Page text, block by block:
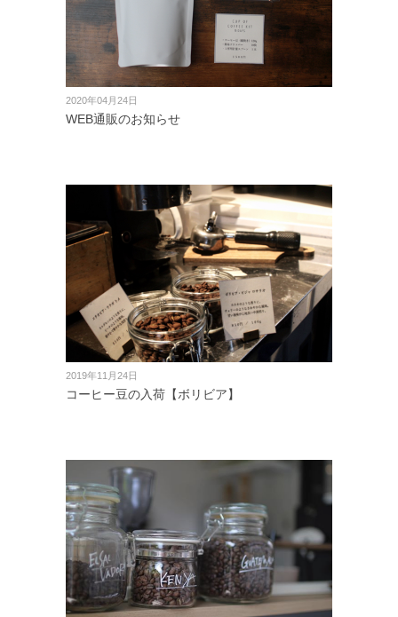
2020年04月24日
WEB通販のお知らせ
2019年11月24日
コーヒー豆の入荷【ボリビア】